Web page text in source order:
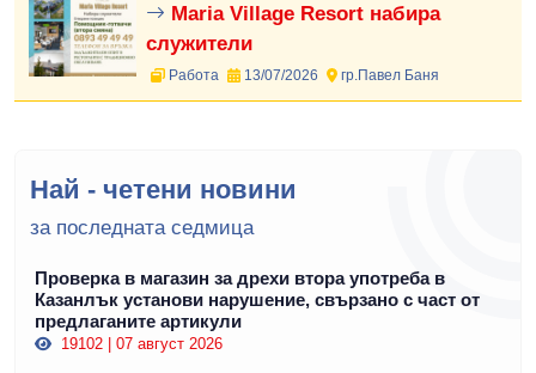
Maria Village Resort набира
служители
Работа 13/07/2026 гр.Павел Баня
Най - четени новини
за последната седмица
Проверка в магазин за дрехи втора употреба в
Казанлък установи нарушение, свързано с част от
предлаганите артикули
19102 | 07 август 2026